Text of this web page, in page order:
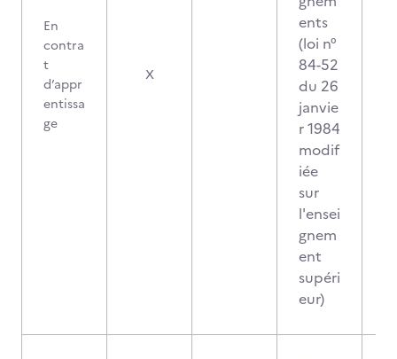
En
contra
t
d’appr
entissa
ge
X
ents
(loi n°
84-52
du 26
janvie
r 1984
modif
iée
sur
l'ensei
gnem
ent
supéri
eur)